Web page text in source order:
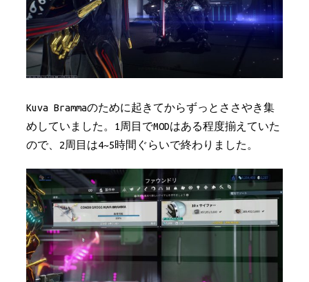
Kuva Brammaのために起きてからずっとささやき集
めしていました。1周目でMODはある程度揃えていた
ので、2周目は4~5時間ぐらいで終わりました。